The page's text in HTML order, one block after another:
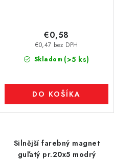
Skladom (>5 ks)
€0,47 bez DPH
€0,58
DO KOŠÍKA
Silnější farebný magnet
guľatý pr.20x5 modrý